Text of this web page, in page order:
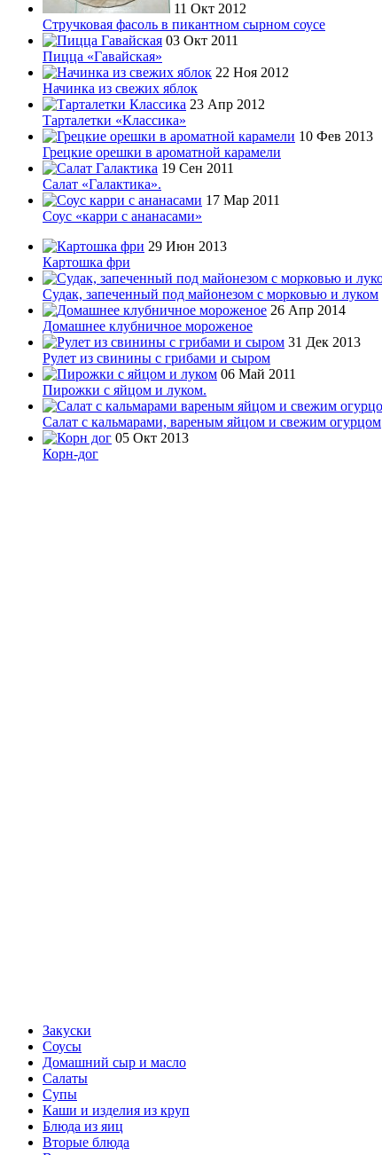
11 Окт 2012
Стручковая фасоль в пикантном сырном соусе
03 Окт 2011
Пицца «Гавайская»
22 Ноя 2012
Начинка из свежих яблок
23 Апр 2012
Тарталетки «Классика»
10 Фев 2013
Грецкие орешки в ароматной карамели
19 Сен 2011
Салат «Галактика».
17 Мар 2011
Соус «карри с ананасами»
29 Июн 2013
Картошка фри
Судак, запеченный под майонезом с морковью и луком
26 Апр 2014
Домашнее клубничное мороженое
31 Дек 2013
Рулет из свинины с грибами и сыром
06 Май 2011
Пирожки с яйцом и луком.
Салат с кальмарами, вареным яйцом и свежим огурцом
05 Окт 2013
Корн-дог
Закуски
Соусы
Домашний сыр и масло
Салаты
Супы
Каши и изделия из круп
Блюда из яиц
Вторые блюда